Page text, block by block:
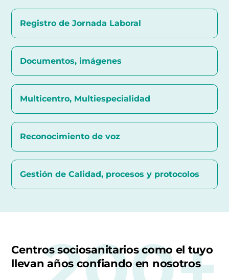
Registro de Jornada Laboral
Documentos, imágenes
Multicentro, Multiespecialidad
Reconocimiento de voz
Gestión de Calidad, procesos y protocolos
Centros sociosanitarios como el tuyo
llevan años confiando en nosotros